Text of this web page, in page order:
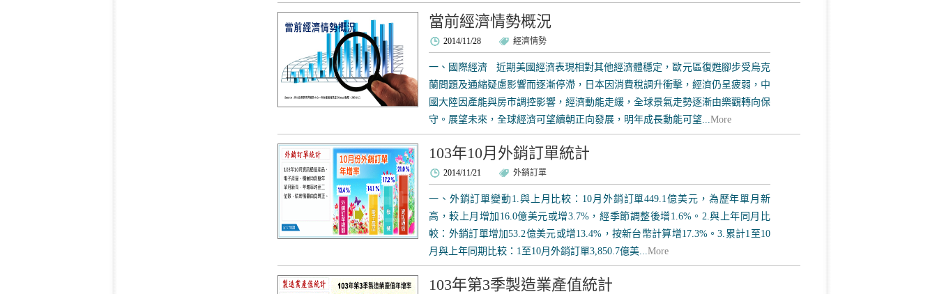
當前經濟情勢概況
2014/11/28 經濟情勢
一、國際經濟 近期美國經濟表現相對其他經濟體穩定，歐元區復甦腳步受烏克
蘭問題及通縮疑慮影響而逐漸停滯，日本因消費稅調升衝擊，經濟仍呈疲弱，中
國大陸因產能與房市調控影響，經濟動能走緩，全球景氣走勢逐漸由樂觀轉向保
守。展望未來，全球經濟可望續朝正向發展，明年成長動能可望...More
103年10月外銷訂單統計
2014/11/21 外銷訂單
一、外銷訂單變動1.與上月比較：10月外銷訂單449.1億美元，為歷年單月新
高，較上月增加16.0億美元或增3.7%，經季節調整後增1.6%。2.與上年同月比
較：外銷訂單增加53.2億美元或增13.4%，按新台幣計算增17.3%。3.累計1至10
月與上年同期比較：1至10月外銷訂單3,850.7億美...More
103年第3季製造業產值統計